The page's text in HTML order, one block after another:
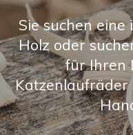
Sie suchen
Holz oder
für Ihren
Katzenlaufräder